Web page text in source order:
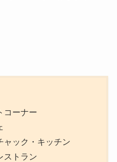
コーナー
ャック・キッチン
ストラン